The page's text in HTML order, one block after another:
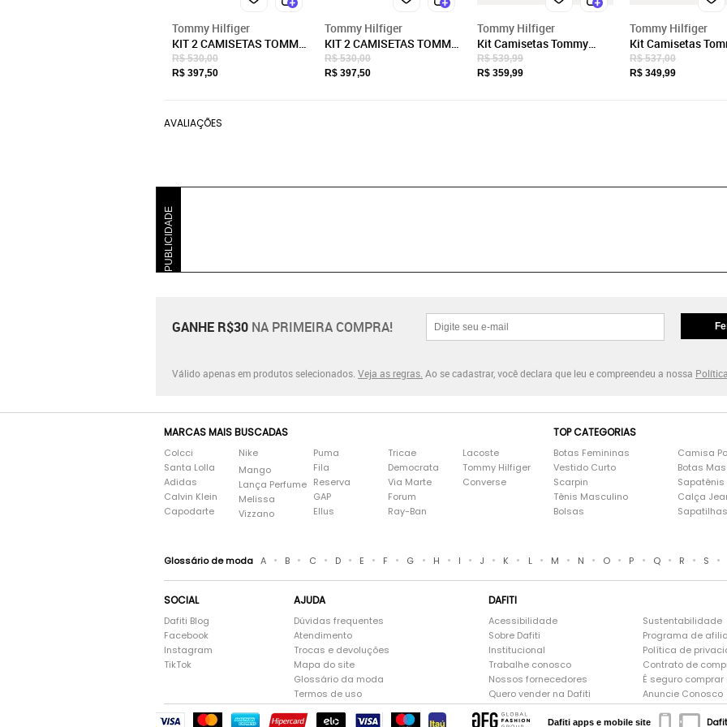
Tommy Hilfiger
KIT 2 CAMISETAS TOMMY
HILFIGER BASICA
BRANCA/AZUL
R$ 530,00
R$ 397,50
Tommy Hilfiger
KIT 2 CAMISETAS TOMMY
HILFIGER BASICA
PRETA/BRANCA
R$ 530,00
R$ 397,50
Tommy Hilfiger
Kit Camisetas Tommy
Hilfiger Masculinas
Preta/Branca/Marinho
R$ 539,99
R$ 359,99
Tommy Hilfiger
Kit Camisetas
Hilfiger Masculina
Essential Preta
R$ 537,00
R$ 349,99
AVALIAÇÕES
PUBLICIDADE
GANHE R$30 NA PRIMEIRA COMPRA!
Válido apenas em produtos selecionados. Veja as regras. Ao se cadastrar, você declara que leu e compreendeu a nossa
MARCAS MAIS BUSCADAS
Colcci
Santa Lolla
Adidas
Calvin Klein
Capodarte
Nike
Mango
Lança Perfume
Melissa
Vizzano
Puma
Fila
Reserva
GAP
Ellus
Tricae
Democrata
Via Marte
Forum
Ray-Ban
Lacoste
Tommy Hilfiger
Converse
TOP CATEGORIAS
Botas Femininas
Vestido Curto
Scarpin
Tênis Masculino
Bolsas
Camisa
Botas
Sapatênis
Calça
Glossário de moda A • B • C • D • E • F • G • H • I • J • K • L • M • N • O • P • Q • R • S •
SOCIAL
Dafiti Blog
Facebook
Instagram
TikTok
AJUDA
Dúvidas frequentes
Atendimento
Trocas e devoluções
Mapa do site
Glossário da moda
Termos de uso
DAFITI
Acessibilidade
Sobre Dafiti
Institucional
Trabalhe conosco
Nossos fornecedores
Quero vender na Dafiti
Sustentabilidade
Programa de
Política de
Contrato de
É seguro comprar
Anuncie Conosco
Dafiti apps e mobile site